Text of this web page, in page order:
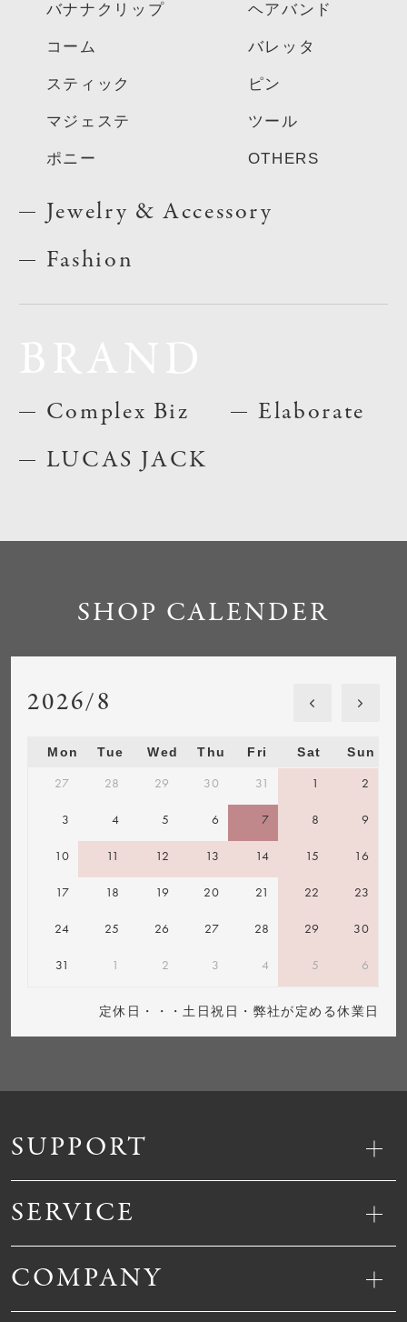
バナナクリップ
コーム
スティック
マジェステ
ポニー
ヘアバンド
バレッタ
ピン
ツール
OTHERS
Jewelry & Accessory
Fashion
Complex Biz
LUCAS JACK
Elaborate
SUPPORT
SERVICE
COMPANY
SHOP CALENDER
2026/8
Mon Tue Wed Thu Fri Sat Sun
27 28 29 30 31 1 2
3 4 5 6 7 8 9
10 11 12 13 14 15 16
17 18 19 20 21 22 23
24 25 26 27 28 29 30
31 1 2 3 4 5 6
定休日・・・土日祝日・弊社が定める休業日